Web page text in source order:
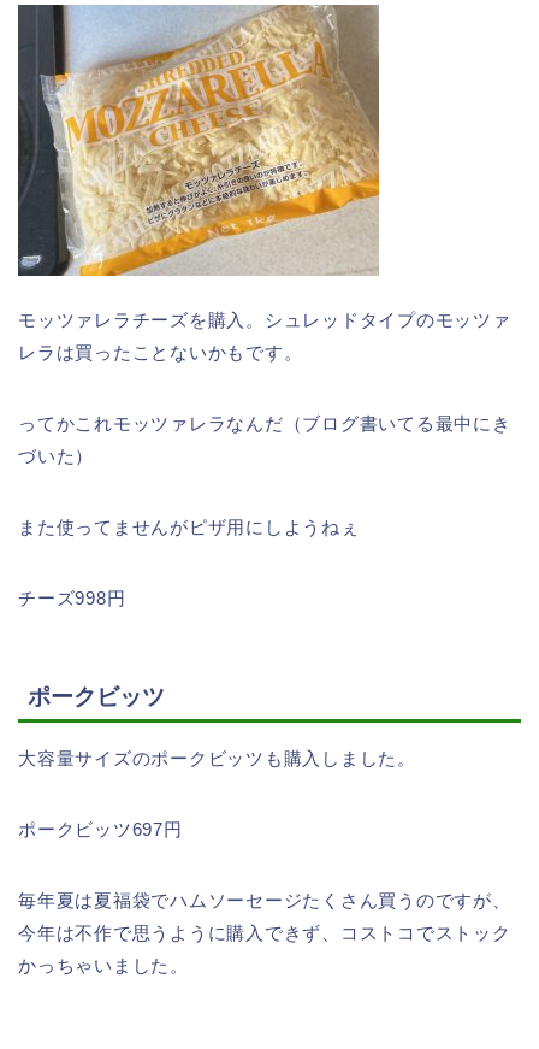
モッツァレラチーズを購入。シュレッドタイプのモッツァ
レラは買ったことないかもです。
ってかこれモッツァレラなんだ（ブログ書いてる最中にき
づいた）
また使ってませんがピザ用にしようねぇ
チーズ998円
ポークビッツ
大容量サイズのポークビッツも購入しました。
ポークビッツ697円
毎年夏は夏福袋でハムソーセージたくさん買うのですが、
今年は不作で思うように購入できず、コストコでストック
かっちゃいました。